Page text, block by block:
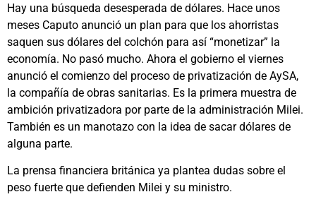
Hay una búsqueda desesperada de dólares. Hace unos
meses Caputo anunció un plan para que los ahorristas
saquen sus dólares del colchón para así “monetizar” la
economía. No pasó mucho. Ahora el gobierno el viernes
anunció el comienzo del proceso de privatización de AySA,
la compañía de obras sanitarias. Es la primera muestra de
ambición privatizadora por parte de la administración Milei.
También es un manotazo con la idea de sacar dólares de
alguna parte.
La prensa financiera británica ya plantea dudas sobre el
peso fuerte que defienden Milei y su ministro.